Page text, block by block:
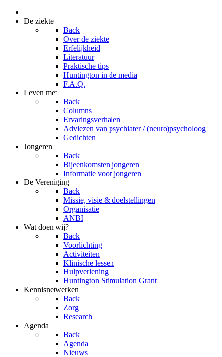
De ziekte
Back
Over de ziekte
Erfelijkheid
Literatuur
Praktische tips
Huntington in de media
F.A.Q.
Leven met
Back
Columns
Ervaringsverhalen
Adviezen van psychiater / (neuro)psycholoog
Gedichten
Jongeren
Back
Bijeenkomsten jongeren
Informatie voor jongeren
De Vereniging
Back
Missie, visie & doelstellingen
Organisatie
ANBI
Wat doen wij?
Back
Voorlichting
Activiteiten
Klinische lessen
Hulpverlening
Huntington Stimulation Grant
Kennisnetwerken
Back
Zorg
Research
Agenda
Back
Agenda
Nieuws